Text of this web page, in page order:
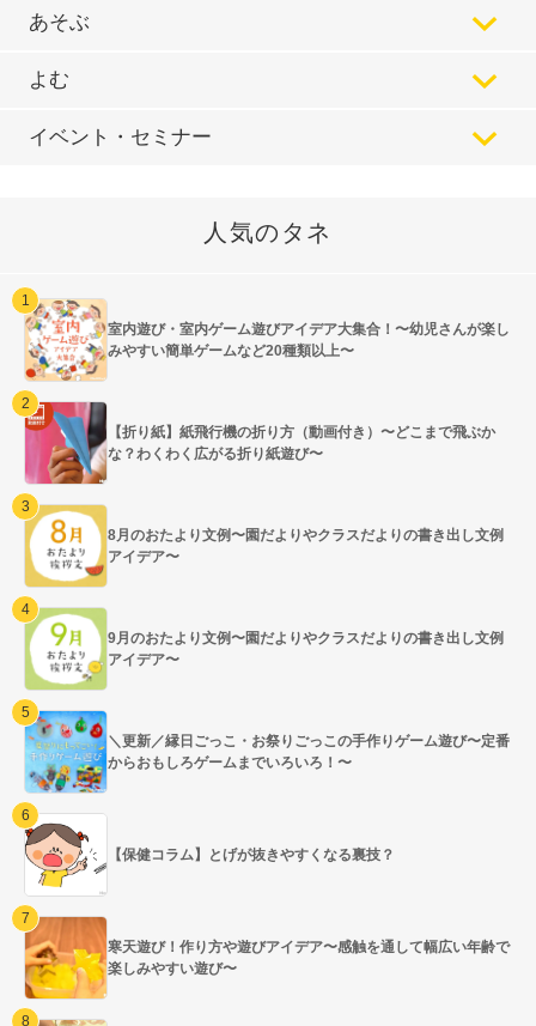
あそぶ
よむ
イベント・セミナー
人気のタネ
室内遊び・室内ゲーム遊びアイデア大集合！〜幼児さんが楽し
みやすい簡単ゲームなど20種類以上〜
【折り紙】紙飛行機の折り方（動画付き）〜どこまで飛ぶか
な？わくわく広がる折り紙遊び〜
8月のおたより文例〜園だよりやクラスだよりの書き出し文例
アイデア〜
9月のおたより文例〜園だよりやクラスだよりの書き出し文例
アイデア〜
＼更新／縁日ごっこ・お祭りごっこの手作りゲーム遊び〜定番
からおもしろゲームまでいろいろ！〜
【保健コラム】とげが抜きやすくなる裏技？
寒天遊び！作り方や遊びアイデア〜感触を通して幅広い年齢で
楽しみやすい遊び〜